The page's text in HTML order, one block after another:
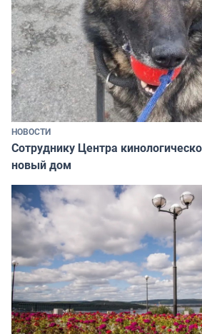
НОВОСТИ
Сотруднику Центра
новый дом